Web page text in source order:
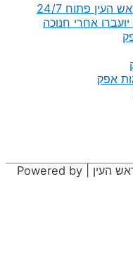
פתוח 24/7
אפק
העין